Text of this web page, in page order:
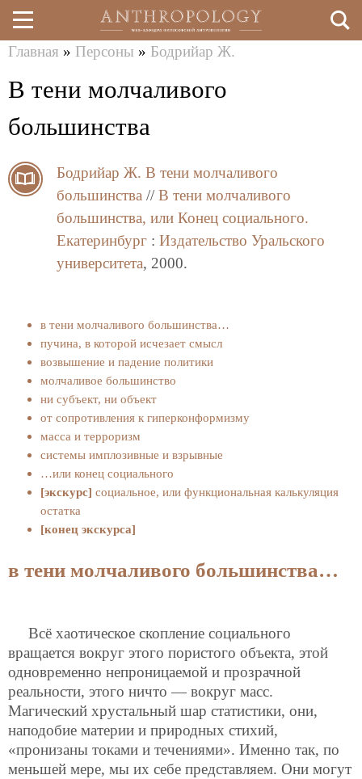
Перейти
к
здесь
Главная » Персоны » Бодрийар Ж.
В тени молчаливого
большинства
Бодрийар Ж. В тени молчаливого
большинства // В тени молчаливого
большинства, или Конец социального.
Екатеринбург : Издательство Уральского
университета, 2000.
в тени молчаливого большинства…
пучина, в которой исчезает смысл
возвышение и падение политики
молчаливое большинство
ни субъект, ни объект
от сопротивления к гиперконформизму
масса и терроризм
системы имплозивные и взрывные
…или конец социального
[экскурс] социальное, или функциональная калькуляция
остатка
[конец экскурса]
в тени молчаливого большинства…
Всё хаотическое скопление социального
вращается вокруг этого пористого объекта, этой
одновременно непроницаемой и прозрачной
реальности, этого ничто — вокруг масс.
Магический хрустальный шар статистики, они,
наподобие материи и природных стихий,
«пронизаны токами и течениями». Именно так, по
меньшей мере, мы их себе представляем. Они могут